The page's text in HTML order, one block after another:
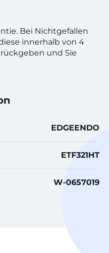
Bei Nichtgefallen
innerhalb von 4
und Sie
EDGEENDO
ETF321HT
W-0657019